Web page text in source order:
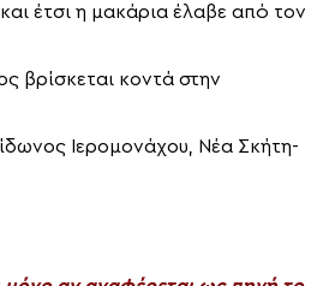
έτσι η μακάρια έλαβε από τον
βρίσκεται κοντά στην
Ιερομονάχου, Νέα Σκήτη-